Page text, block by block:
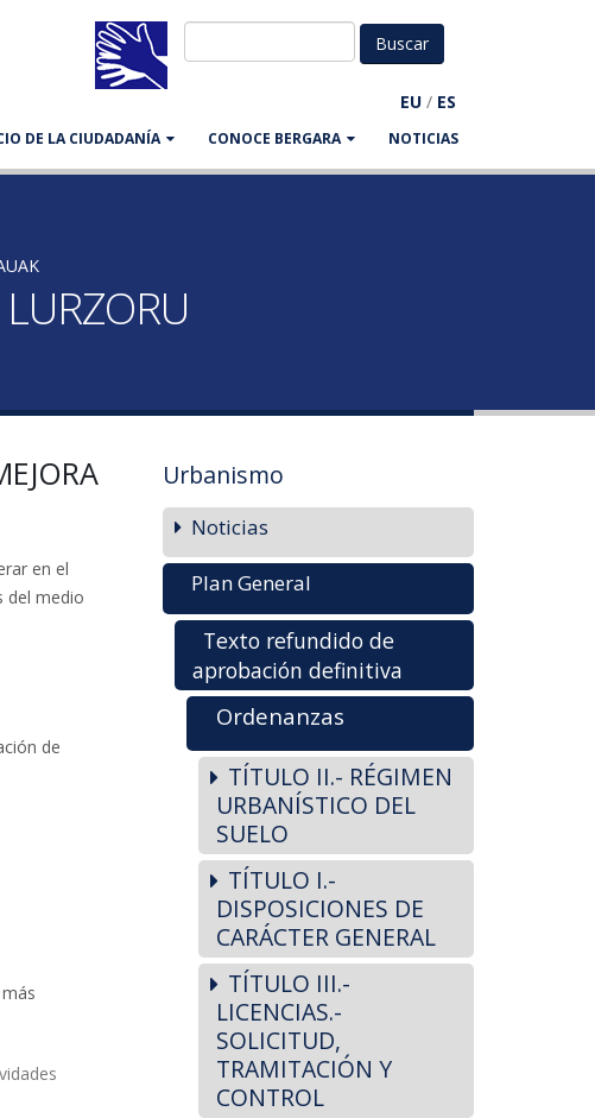
EU / ES
DE LA CIUDADANÍA CONOCE BERGARA NOTICIAS
en el
del medio
de
Urbanismo
Noticias
Plan General
Texto refundido de
aprobación definitiva
Ordenanzas
TÍTULO II.- RÉGIMEN
URBANÍSTICO DEL
SUELO
TÍTULO I.-
DISPOSICIONES DE
CARÁCTER GENERAL
TÍTULO III.-
LICENCIAS.-
SOLICITUD,
TRAMITACIÓN Y
CONTROL